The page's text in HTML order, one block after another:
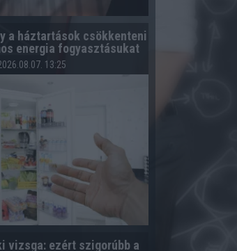
a háztartások csökkenteni
energia fogyasztásukat
13:25
vizsga: ezért szigorúbb a